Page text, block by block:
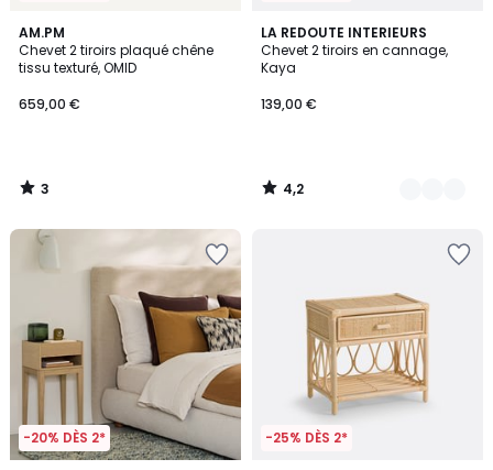
AM.PM
Chevet 2 tiroirs plaqué chêne
tissu texturé, OMID
659,00 €
3
/
5
3
/
LA REDOUTE INTERIEURS
Chevet 2 tiroirs en cannage,
Kaya
139,00 €
4,2
/ 5
3
Couleurs
4,2
/
-20% DÈS 2* -25% DÈS 2*